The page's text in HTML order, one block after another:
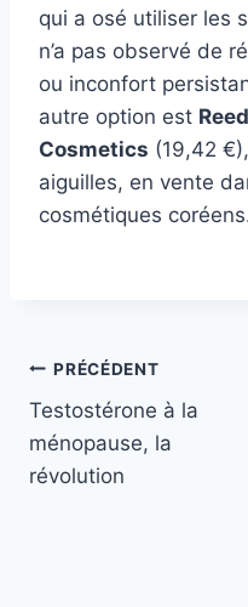
qui a osé utiliser les
n’a pas observé de
ou inconfort
autre option est
Cosmetics (19,42
aiguilles, en vente
cosmétiques
Navigation
de
l’article
PRÉCÉDENT
Testostérone à la
ménopause, la
révolution